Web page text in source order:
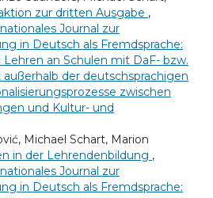
zur dritten Ausgabe ,
Journal zur
in Deutsch als Fremdsprache:
Lehren an Schulen mit DaF- bzw.
der deutschsprachigen
zwischen
und Kultur- und
Michael Schart, Marion
in der Lehrendenbildung ,
Journal zur
in Deutsch als Fremdsprache: